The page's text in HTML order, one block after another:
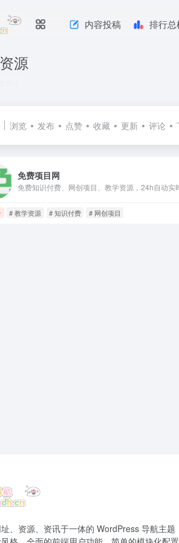
内容投稿 排行总
源
浏览 发布 点赞 收藏 更新 评论
免费项目网
# 教学资源 # 知识付费 # 网创项目
、资源、资讯于一体的 WordPress 导航主题